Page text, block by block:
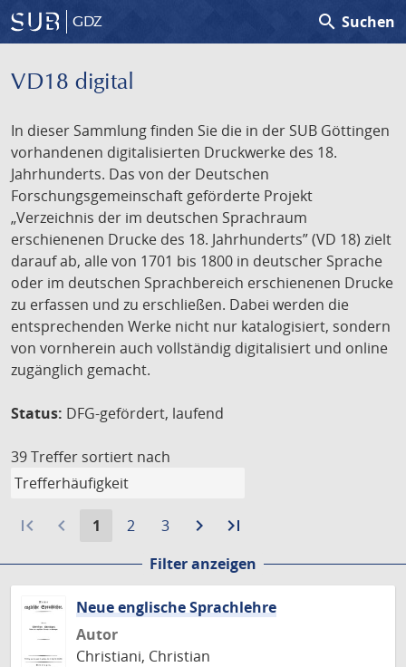
GDZ search Suchen
VD18 digital
In dieser Sammlung finden Sie die in der SUB Göttingen
vorhandenen digitalisierten Druckwerke des 18.
Jahrhunderts. Das von der Deutschen
Forschungsgemeinschaft geförderte Projekt
„Verzeichnis der im deutschen Sprachraum
erschienenen Drucke des 18. Jahrhunderts” (VD 18) zielt
darauf ab, alle von 1701 bis 1800 in deutscher Sprache
oder im deutschen Sprachbereich erschienenen Drucke
zu erfassen und zu erschließen. Dabei werden die
entsprechenden Werke nicht nur katalogisiert, sondern
von vornherein auch vollständig digitalisiert und online
zugänglich gemacht.
Status: DFG-gefördert, laufend
39 Treffer sortiert nach
first_page navigate_before
Aktuelle
1
Gehe
Seite
2
Gehe
Seite
3 navigate_next
Zur
Seite
last_page
Seite
Filter anzeigen
Neue englische Sprachlehre
Autor
Christiani, Christian